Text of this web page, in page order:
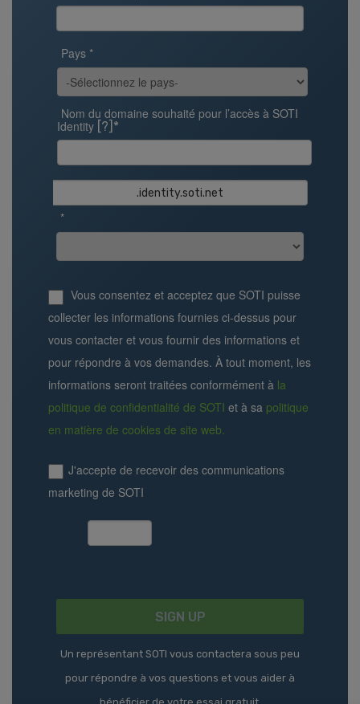
Pays *
Nom du domaine souhaité pour l’accès à SOTI
Identity [?]*
.identity.soti.net
*
Vous consentez et acceptez que SOTI puisse
collecter les informations fournies ci-dessus pour
vous contacter et vous fournir des informations et
pour répondre à vos demandes. À tout moment, les
informations seront traitées conformément à la
politique de confidentialité de SOTI et à sa politique
en matière de cookies de site web.
J'accepte de recevoir des communications
marketing de SOTI
Un représentant SOTI vous contactera sous peu
pour répondre à vos questions et vous aider à